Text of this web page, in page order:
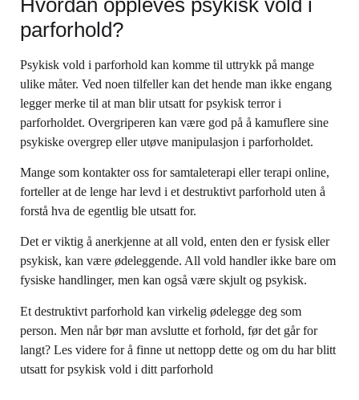
parforhold?
Psykisk vold i parforhold kan komme til uttrykk på mange
ulike måter. Ved noen tilfeller kan det hende man ikke engang
legger merke til at man blir utsatt for psykisk terror i
parforholdet. Overgriperen kan være god på å kamuflere sine
psykiske overgrep eller utøve manipulasjon i parforholdet.
Mange som kontakter oss for samtaleterapi eller terapi online,
forteller at de lenge har levd i et destruktivt parforhold uten å
forstå hva de egentlig ble utsatt for.
Det er viktig å anerkjenne at all vold, enten den er fysisk eller
psykisk, kan være ødeleggende. All vold handler ikke bare om
fysiske handlinger, men kan også være skjult og psykisk.
Et destruktivt parforhold kan virkelig ødelegge deg som
person. Men når bør man avslutte et forhold, før det går for
langt? Les videre for å finne ut nettopp dette og om du har blitt
utsatt for psykisk vold i ditt parforhold